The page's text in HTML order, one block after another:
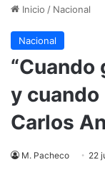
Inicio / Nacional
Nacional
y cuando
Carlos
M. Pacheco 22